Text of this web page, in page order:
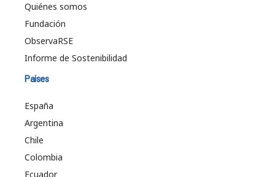
Quiénes somos
Fundación
ObservaRSE
Informe de Sostenibilidad
Países
España
Argentina
Chile
Colombia
Ecuador